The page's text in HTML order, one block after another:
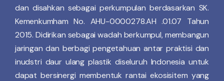
dan disahkan sebagai perkumpulan berdasarkan SK.
Kemenkumham No. AHU-0000278.AH .01.07 Tahun
2015. Didirikan sebagai wadah berkumpul, membangun
jaringan dan berbagi pengetahuan antar praktisi dan
inudstri daur ulang plastik diseluruh Indonesia untuk
dapat bersinergi membentuk rantai ekosisitem yang